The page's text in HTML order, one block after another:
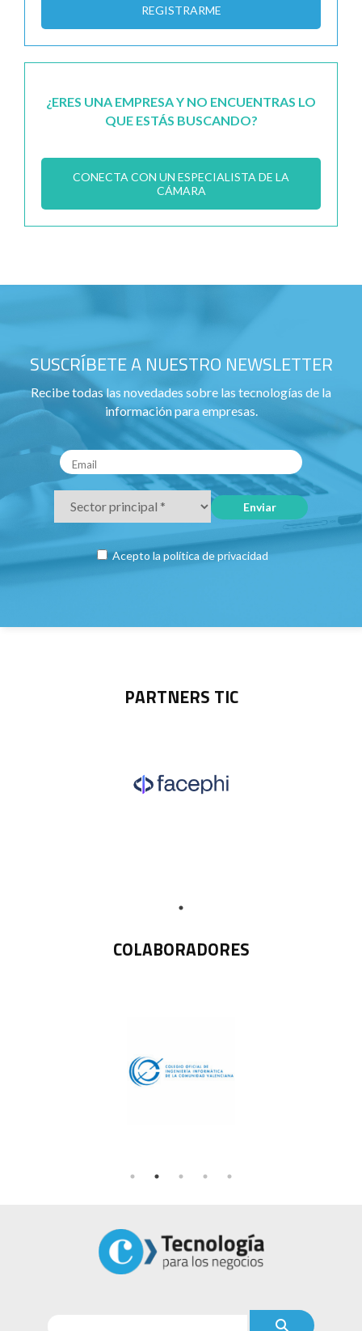
REGISTRARME
¿ERES UNA EMPRESA Y NO ENCUENTRAS LO
QUE ESTÁS BUSCANDO?
CONECTA CON UN ESPECIALISTA DE LA
CÁMARA
SUSCRÍBETE A NUESTRO NEWSLETTER
Recibe todas las novedades sobre las tecnologías de la
información para empresas.
Acepto la política de privacidad
PARTNERS TIC
COLABORADORES